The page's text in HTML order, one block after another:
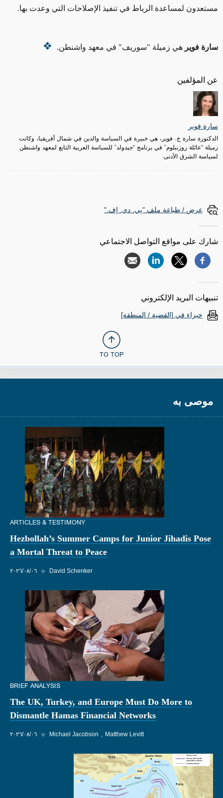
عن المؤلفين
سارة فوير
الدكتورة سارة ج. فوير، هي خبيرة في السياسة والدين في شمال أفريقيا، وكانت
زميلة “عائلة روزنبلوم” في برنامج “جيدولد” للسياسة العربية التابع لمعهد واشنطن
لسياسة الشرق الأدنى.
مستعدون لمساعدة الرباط في تنفيذ الإصلاحات التي وعدت بها.
سارة فوير هي زميلة "سوريف" في معهد واشنطن.
عرض / طباعة ملف "پي. دي. إف."
شارك على مواقع التواصل الاجتماعي
تنبيهات البريد الإلكتروني
خبراء في [القضية / المنطقة]
TO TOP
موصى به
ARTICLES & TESTIMONY
Hezbollah’s Summer Camps for Junior Jihadis Pose
a Mortal Threat to Peace
٠٦‏/٠٨‏/٢٠٢٦ ◆ David Schenker
BRIEF ANALYSIS
The UK, Turkey, and Europe Must Do More to
Dismantle Hamas Financial Networks
٠٦‏/٠٨‏/٢٠٢٦ ◆ Michael Jacobson Matthew Levitt